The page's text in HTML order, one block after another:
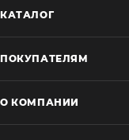
КАТАЛОГ
ПОКУПАТЕЛЯМ
О КОМПАНИИ